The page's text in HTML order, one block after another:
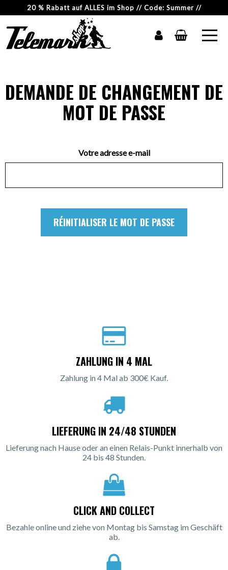
20 % Rabatt auf ALLES im Shop // Code: Summer //
DEMANDE DE CHANGEMENT DE
MOT DE PASSE
Votre adresse e-mail
RÉINITIALISER LE MOT DE PASSE
ZAHLUNG IN 4 MAL
Zahlung in 4 Mal ab 300€ Kauf.
LIEFERUNG IN 24/48 STUNDEN
Lieferung nach Hause oder an einen Relais-Punkt innerhalb von
24 bis 48 Stunden.
CLICK AND COLLECT
Bezahle online und ziehe von Montag bis Samstag im Geschäft
ab.